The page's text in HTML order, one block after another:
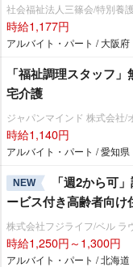
社会福祉法人三篠会/特別養
時給1,177円
アルバイト・パート / 大阪府
「福祉調理スタッフ
宅介護
ジャパンマインド 株式会社/
時給1,140円
アルバイト・パート / 愛知県
NEW
「週2から可
ービス付き高齢者向け
株式会社フジライフ/ベル ラ
時給1,250円～1,300円
アルバイト・パート / 北海道